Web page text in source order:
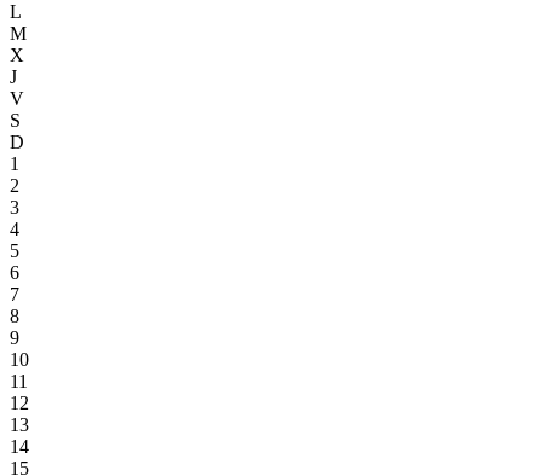
L
M
X
J
V
S
D
1
2
3
4
5
6
7
8
9
10
11
12
13
14
15